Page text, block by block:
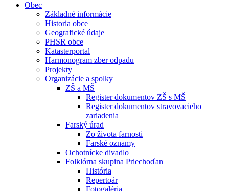
Obec
Základné informácie
Historia obce
Geografické údaje
PHSR obce
Katasterportal
Harmonogram zber odpadu
Projekty
Organizácie a spolky
ZŠ a MŠ
Register dokumentov ZŠ s MŠ
Register dokumentov stravovacieho
zariadenia
Farský úrad
Zo života farnosti
Farské oznamy
Ochotnícke divadlo
Folklórna skupina Priechoďan
História
Repertoár
Fotogaléria